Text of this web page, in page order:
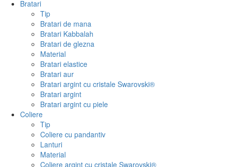
Bratari
Tip
Bratari de mana
Bratari Kabbalah
Bratari de glezna
Material
Bratari elastice
Bratari aur
Bratari argint cu cristale Swarovski®
Bratari argint
Bratari argint cu piele
Coliere
Tip
Coliere cu pandantiv
Lanturi
Material
Coliere argint cu cristale Swarovski®